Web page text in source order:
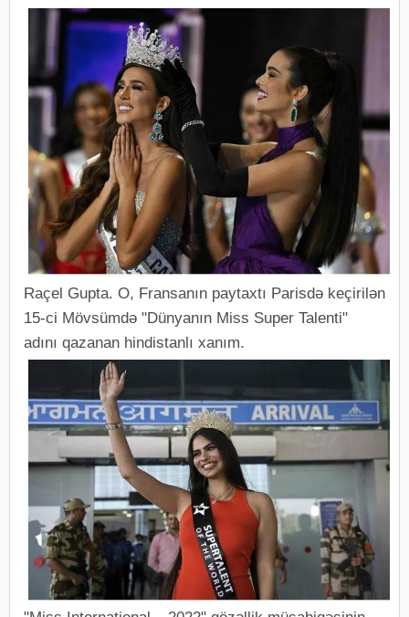
Raçel Gupta. O, Fransanın paytaxtı Parisdə keçirilən
15-ci Mövsümdə "Dünyanın Miss Super Talenti"
adını qazanan hindistanlı xanım.